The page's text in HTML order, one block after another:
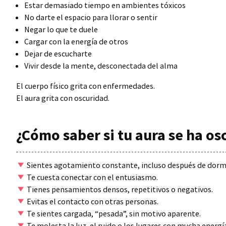
Estar demasiado tiempo en ambientes tóxicos
No darte el espacio para llorar o sentir
Negar lo que te duele
Cargar con la energía de otros
Dejar de escucharte
Vivir desde la mente, desconectada del alma
El cuerpo físico grita con enfermedades.
El aura grita con oscuridad.
¿Cómo saber si tu aura se ha
Sientes agotamiento constante, incluso después de
Te cuesta conectar con el entusiasmo.
Tienes pensamientos densos, repetitivos o negativos.
Evitas el contacto con otras personas.
Te sientes cargada, “pesada”, sin motivo aparente.